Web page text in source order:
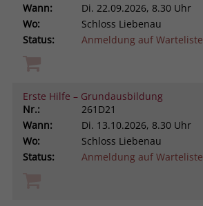
Wann:
Di. 22.09.2026, 8.30 Uhr
Wo:
Schloss Liebenau
Status:
Anmeldung auf Warteliste
Erste Hilfe – Grundausbildung
Nr.:
261D21
Wann:
Di. 13.10.2026, 8.30 Uhr
Wo:
Schloss Liebenau
Status:
Anmeldung auf Warteliste